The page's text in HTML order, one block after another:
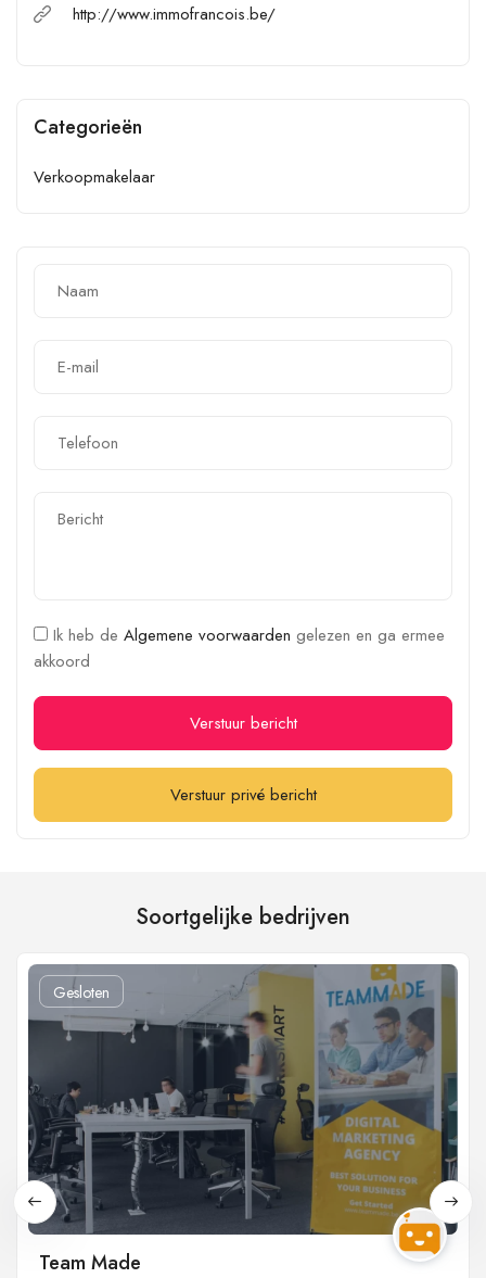
http://www.immofrancois.be/
Categorieën
Verkoopmakelaar
Ik heb de Algemene voorwaarden gelezen en ga ermee
akkoord
Verstuur bericht
Verstuur privé bericht
Soortgelijke bedrijven
Gesloten
Team Made